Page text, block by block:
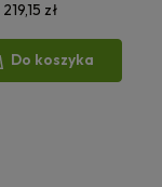
219,15 zł
Do koszyka